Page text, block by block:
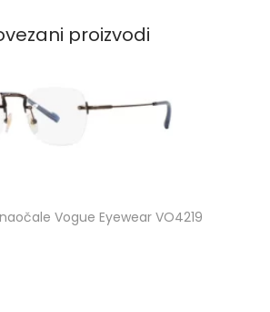
proizvodi
Vogue Eyewear VO4219